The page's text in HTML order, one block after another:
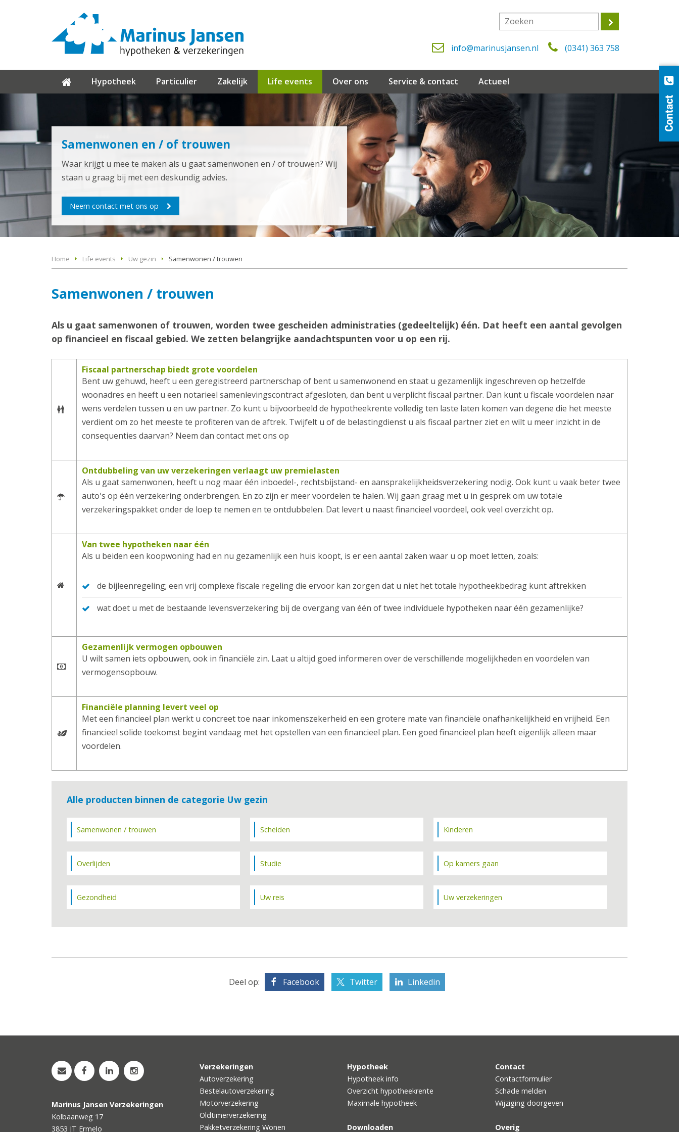
info@marinusjansen.nl (0341) 363 758
Hypotheek Particulier Zakelijk Life events Over ons Service & contact Actueel
Samenwonen en / of trouwen
Waar krijgt u mee te maken als u gaat samenwonen en / of trouwen? Wij
staan u graag bij met een deskundig advies.
Neem contact met ons op
Home Life events Uw gezin Samenwonen / trouwen
Samenwonen / trouwen
Als u gaat samenwonen of trouwen, worden twee gescheiden administraties (gedeeltelijk) één. Dat heeft een aantal gevolgen
op financieel en fiscaal gebied. We zetten belangrijke aandachtspunten voor u op een rij.
Fiscaal partnerschap biedt grote voordelen
Bent uw gehuwd, heeft u een geregistreerd partnerschap of bent u samenwonend en staat u gezamenlijk ingeschreven op hetzelfde
woonadres en heeft u een notarieel samenlevingscontract afgesloten, dan bent u verplicht fiscaal partner. Dan kunt u fiscale voordelen naar
wens verdelen tussen u en uw partner. Zo kunt u bijvoorbeeld de hypotheekrente volledig ten laste laten komen van degene die het meeste
verdient om zo het meeste te profiteren van de aftrek. Twijfelt u of de belastingdienst u als fiscaal partner ziet en wilt u meer inzicht in de
consequenties daarvan? Neem dan contact met ons op
Ontdubbeling van uw verzekeringen verlaagt uw premielasten
Als u gaat samenwonen, heeft u nog maar één inboedel-, rechtsbijstand- en aansprakelijkheidsverzekering nodig. Ook kunt u vaak beter twee
auto's op één verzekering onderbrengen. En zo zijn er meer voordelen te halen. Wij gaan graag met u in gesprek om uw totale
verzekeringspakket onder de loep te nemen en te ontdubbelen. Dat levert u naast financieel voordeel, ook veel overzicht op.
Van twee hypotheken naar één
Als u beiden een koopwoning had en nu gezamenlijk een huis koopt, is er een aantal zaken waar u op moet letten, zoals:
de bijleenregeling; een vrij complexe fiscale regeling die ervoor kan zorgen dat u niet het totale hypotheekbedrag kunt aftrekken
wat doet u met de bestaande levensverzekering bij de overgang van één of twee individuele hypotheken naar één gezamenlijke?
Gezamenlijk vermogen opbouwen
U wilt samen iets opbouwen, ook in financiële zin. Laat u altijd goed informeren over de verschillende mogelijkheden en voordelen van
vermogensopbouw.
Financiële planning levert veel op
Met een financieel plan werkt u concreet toe naar inkomenszekerheid en een grotere mate van financiële onafhankelijkheid en vrijheid. Een
financieel solide toekomst begint vandaag met het opstellen van een financieel plan. Een goed financieel plan heeft eigenlijk alleen maar
voordelen.
Alle producten binnen de categorie Uw gezin
Samenwonen / trouwen Scheiden Kinderen
Overlijden Studie Op kamers gaan
Gezondheid Uw reis Uw verzekeringen
Deel op: Facebook Twitter Linkedin
Marinus Jansen Verzekeringen
Kolbaanweg 17
3853 JT Ermelo
Verzekeringen
Autoverzekering
Bestelautoverzekering
Motorverzekering
Oldtimerverzekering
Pakketverzekering Wonen
Hypotheek
Hypotheek info
Overzicht hypotheekrente
Maximale hypotheek
Downloaden
Contact
Contactformulier
Schade melden
Wijziging doorgeven
Overig